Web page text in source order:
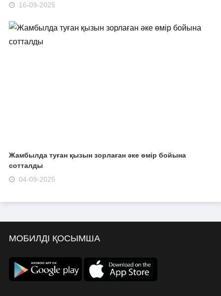
16-09-2025
Жамбылда туған қызын зорлаған әке өмір бойына
сотталды
04-09-2025
МОБИЛДІ ҚОСЫМША